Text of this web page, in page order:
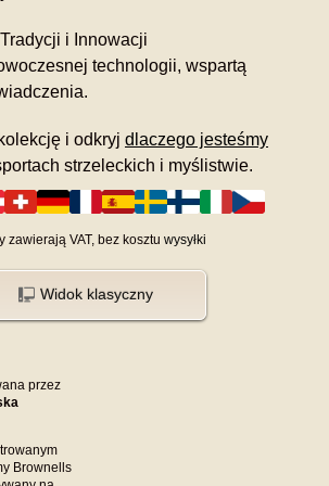
i Innowacji
technologii, wspartą
i odkryj dlaczego jesteśmy
strzeleckich i myślistwie.
zawierają VAT, bez kosztu wysyłki
Widok klasyczny
przez
Brownells